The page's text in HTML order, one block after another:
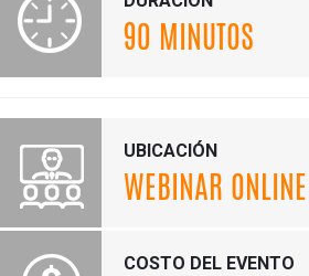
90 MINUTOS
UBICACIÓN
WEBINAR ONLINE
COSTO DEL EVENTO